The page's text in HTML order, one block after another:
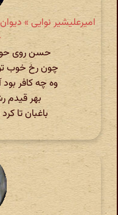
حسن روی
چون رخ خوب تو
وه چه کافر
بهر قیدم
باغبان تا